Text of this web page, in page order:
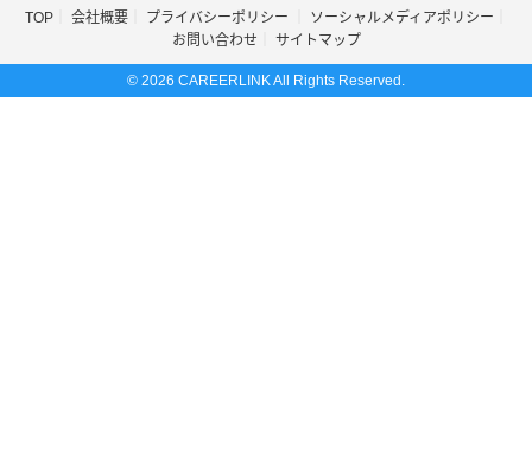
TOP 会社概要 プライバシーポリシー
ソーシャルメディアポリシー
お問い合わせ
サイトマップ
© 2026 CAREERLINK All Rights Reserved.